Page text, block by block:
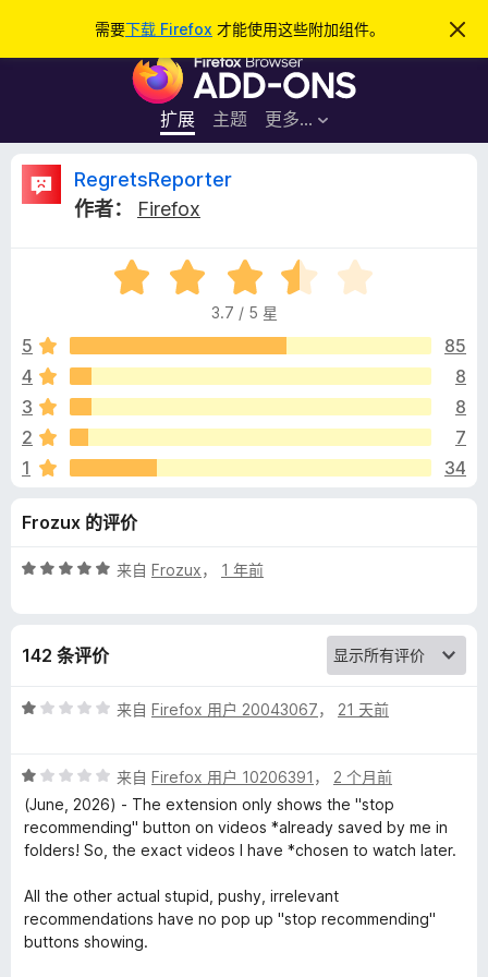
需要下载 Firefox 才能使用这些附加组件。
忽
此
F
r
e
览
器
附
加
件
扩展 主题 更多…
登录
R
r
e
t
s
R
p
o
r
t
e
r
RegretsReporter
作者：
Firefox
评
分
.
/
3.7 / 5 星
5
85
4
8
3
8
2
7
1
34
Frozux 的评价
评
5
来自 Frozux， 1 年前
142 条评价
评
/
5
来自 Firefox 用户 20043067， 21 天前
评
分
1
/
来自 Firefox 用户 10206391 ， 2 个月前
(June, 2026) - The extension only shows the "stop
recommending" button on videos *already saved by me in
folders! So, the exact videos I have *chosen to watch later.
All the other actual stupid, pushy, irrelevant
recommendations have no pop up "stop recommending"
buttons showing.